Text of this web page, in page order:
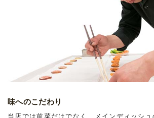
味へのこだわり
当店では前菜だけでなく、メインディッシ